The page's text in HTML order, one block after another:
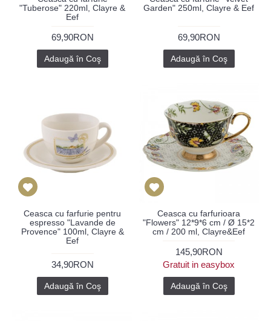
"Tuberose" 220ml, Clayre &
Eef
69,90RON
Adaugă în Coş
Garden" 250ml, Clayre & Eef
69,90RON
Adaugă în Coş
Ceasca cu farfurie pentru
espresso "Lavande de
Provence" 100ml, Clayre &
Eef
34,90RON
Adaugă în Coş
Ceasca cu farfurioara
"Flowers" 12*9*6 cm / Ø 15*2
cm / 200 ml, Clayre&Eef
145,90RON
Gratuit in easybox
Adaugă în Coş